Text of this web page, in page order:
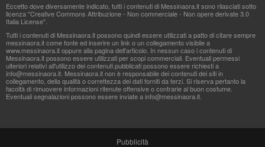
Eccetto dove diversamente indicato, tutti i contenuti di Messinaora.it sono rilasciati sotto
licenza "Creative Commons Attribuzione - Non commerciale - Non opere derivate 3.0
Italia License".
Tutti i contenuti di Messinaora.it possono quindi essere utilizzati a patto di citare sempre
messinaora.it come fonte ed inserire un link o un collegamento visibile a
www.messinaora.it oppure alla pagina dell'articolo. In nessun caso i contenuti di
Messinaora.it possono essere utilizzati per scopi commerciali. Eventuali permessi
ulteriori relativi all'utilizzo dei contenuti pubblicati possono essere richiesti a
info@messinaora.it . Messinaora.it non è responsabile dei contenuti dei siti in
collegamento, della qualità o correttezza dei dati forniti da terzi. Si riserva pertanto la
facoltà di rimuovere informazioni ritenute offensive o contrarie al buon costume.
Eventuali segnalazioni possono essere inviate ainfo@messinaora.it
Pubblicità